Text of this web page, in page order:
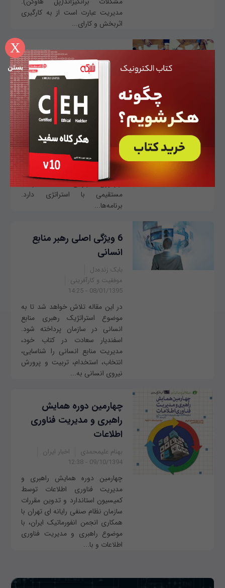
X
بستن
مدیریت عبارت است از به کارگیری
اثربخش و کارای...
۷ افزونه ایمیل خارق‌العاده
برای افزایش بهره‌وری
استارت‌آپ‌ها + لینک دانلود
حمیدرضا تائبی
موفقیت و کارآفرینی
18/03/1395 - 12:00
افزونه‌ها و برنامه‌های کاربردی برای
کارآفرینانی که در طول روز وقت کمی
دارند، ابزارهای ارزشمندی به شمار
می‌روند. در دنیای استارت‌آپ‌ها
بهره‌وری مفهومی است که ارتباط
مستقیمی با استراتژی دارد.
برنامه‌ها...
6 ویژگی اصلی رهبر منابع
انسانی
بابک زنده‌دل
موفقیت و کارآفرینی
08/01/1395 - 14:25
در این مقاله تلاش خواهد شد تا به
موضوع استراتژیک رهبری منابع
انسانی در سازمان پرداخته شود.
اسفندیار سعادت در کتاب خود،
مدیریت منابع انسانی را شناسایی،
انتخاب، استخدام، تربیت و پرورش
نیروی انسانی به‌...
چهارمین دوره همایش
راهبری و مدیریت فناوری
اطلاعات
بهنام علیمحمدی
اخبار ایران
09/10/1394 - 12:38
چهارمین دوره همایش راهبری و
مدیریت فناوری اطلاعات توسط
کمیسیون استاندارد و تدوین مقررات
سازمان نظام صنفی رایانه ای تهران با
همکاری انجمن انفورماتیک ایران، با
موضوع راهبری و مدیریت فناوری
اطلاعات و با...